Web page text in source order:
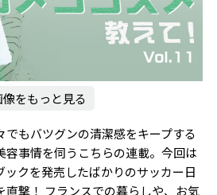
像をもっと見る
でもバツグンの清潔感をキープする
容事情を伺うこちらの連載。今回は
クを発売したばかりのサッカー日
直撃！ フランスでの暮らしや、お気